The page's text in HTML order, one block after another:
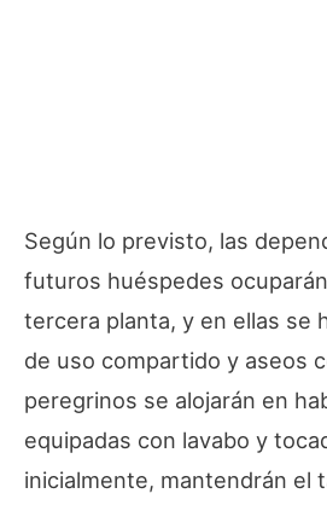
Según lo previsto, las
futuros huéspedes
tercera planta, y en ellas se
de uso compartido y aseos
peregrinos se alojarán en
equipadas con lavabo y
inicialmente, mantendrán el